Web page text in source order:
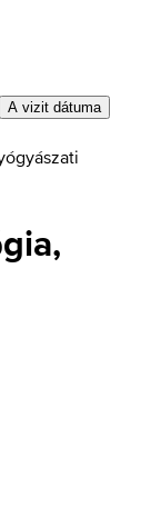
A vizit dátuma